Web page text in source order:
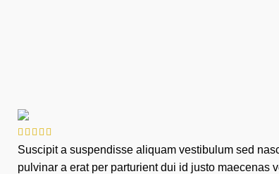
Suscipit a suspendisse aliquam vestibulum sed
pulvinar a erat per parturient dui id justo maecenas